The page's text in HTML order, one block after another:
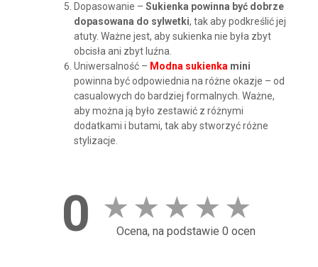
Dopasowanie – Sukienka powinna być dobrze
dopasowana do sylwetki, tak aby podkreślić jej
atuty. Ważne jest, aby sukienka nie była zbyt
obcisła ani zbyt luźna.
Uniwersalność – Modna sukienka mini
powinna być odpowiednia na różne okazje – od
casualowych do bardziej formalnych. Ważne,
aby można ją było zestawić z różnymi
dodatkami i butami, tak aby stworzyć różne
stylizacje.
0 ★ ★ ★ ★ ★
Ocena, na podstawie 0 ocen